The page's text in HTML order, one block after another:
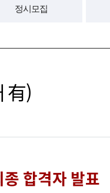
정시모집
有)
합격자 발표